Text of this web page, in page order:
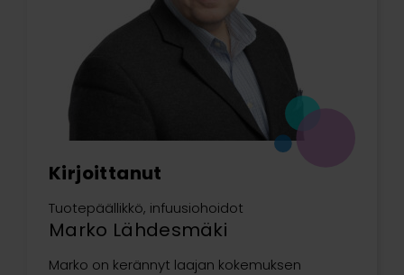
Kirjoittanut
Tuotepäällikkö, infuusiohoidot
Marko Lähdesmäki
Marko on kerännyt laajan kokemuksen